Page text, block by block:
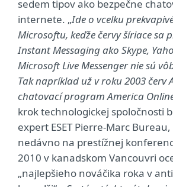
sedem tipov ako bezpečne
internete. „Ide o vcelku
Microsoftu, keďže červy šíriace sa
Instant Messaging ako Skype,
Microsoft Live Messenger nie sú
Tak napríklad už v roku 2003 červ
chatovací program America
krok technologickej spoločnosti
expert ESET Pierre-Marc
nedávno na prestížnej
2010 v kanadskom Vancouvri
„najlepšieho nováčika roka v